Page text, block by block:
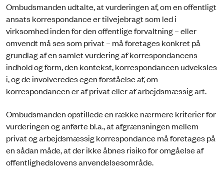
Ombudsmanden udtalte, at vurderingen af, om en offentligt
ansats korrespondance er tilvejebragt som led i
virksomhed inden for den offentlige forvaltning – eller
omvendt må ses som privat – må foretages konkret på
grundlag af en samlet vurdering af korrespondancens
indhold og form, den kontekst, korrespondancen udveksles
i, og de involveredes egen forståelse af, om
korrespondancen er af privat eller af arbejdsmæssig art.
Ombudsmanden opstillede en række nærmere kriterier for
vurderingen og anførte bl.a., at afgrænsningen mellem
privat og arbejdsmæssig korrespondance må foretages på
en sådan måde, at der ikke åbnes risiko for omgåelse af
offentlighedslovens anvendelsesområde.